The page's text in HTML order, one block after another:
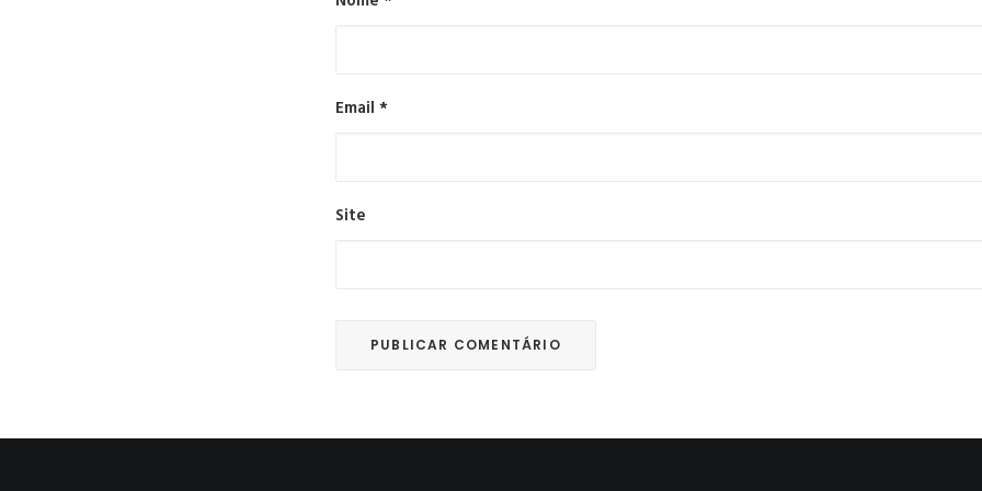
Email *
Site